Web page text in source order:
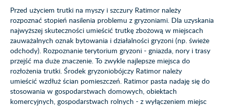
Przed użyciem trutki na myszy i szczury Ratimor należy
rozpoznać stopień nasilenia problemu z gryzoniami. Dla uzyskania
najwyższej skuteczności umieścić trutkę zbożową w miejscach
zauważalnych oznak bytowania i działalności gryzoni (np. świeże
odchody). Rozpoznanie terytorium gryzoni - gniazda, nory i trasy
przejść ma duże znaczenie. To zwykle najlepsze miejsca do
rozłożenia trutki. Środek gryzoniobójczy Ratimor należy
umieścić wzdłuż ścian pomieszczeń. Ratimor pasta nadaję się do
stosowania w gospodarstwach domowych, obiektach
komercyjnych, gospodarstwach rolnych - z wyłączeniem miejsc